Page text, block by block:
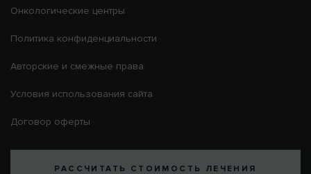
Онкологические центры
Политика конфиденциальности
Авторские и смежные права
Условия использования сайта
Договор оферты
РАССЧИТАТЬ СТОИМОСТЬ ЛЕЧЕНИЯ